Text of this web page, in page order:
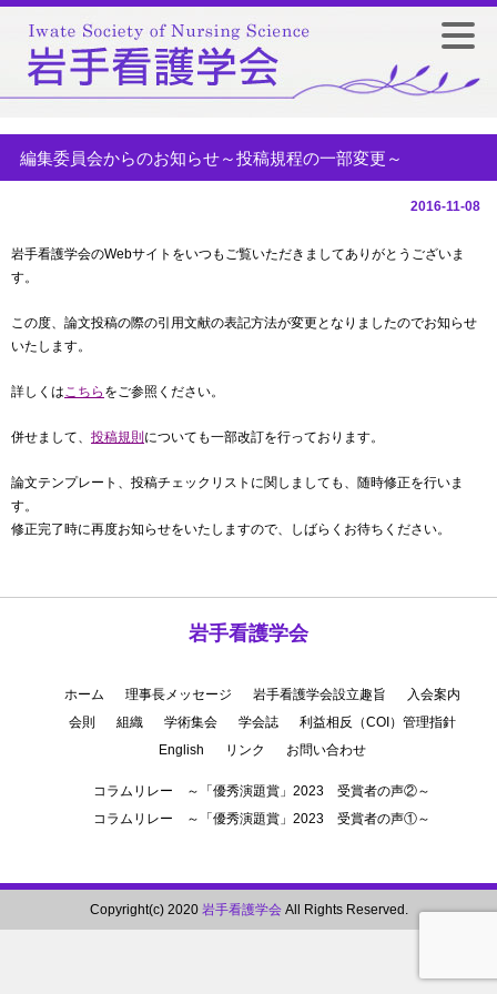
編集委員会からのお知らせ～投稿規程の一部変更～
2016-11-08
岩手看護学会のWebサイトをいつもご覧いただきましてありがとうございま
す。
この度、論文投稿の際の引用文献の表記方法が変更となりましたのでお知らせ
いたします。
詳しくはこちら をご参照ください。
併せまして、 投稿規則 についても一部改訂を行っております。
論文テンプレート、投稿チェックリストに関しましても、随時修正を行いま
す。
修正完了時に再度お知らせをいたしますので、しばらくお待ちください。
岩手看護学会
ホーム 理事長メッセージ 岩手看護学会設立趣旨
入会案内
会則
組織 学術集会 学会誌
利益相反（COI）管理指針
English
リンク お問い合わせ
コラムリレー ～「優秀演題賞」2023 受賞者の声②～
コラムリレー ～「優秀演題賞」2023 受賞者の声①～
Copyright(c) 2020 岩手看護学会All Rights Reserved.